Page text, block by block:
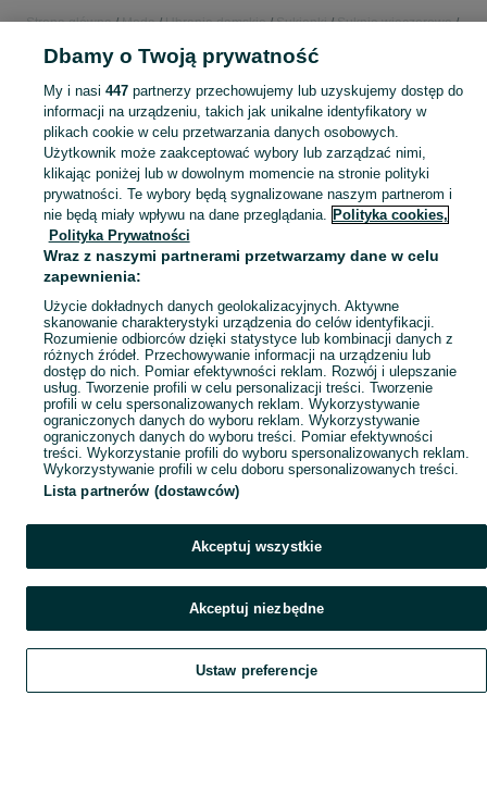
Strona główna Moda Ubrania damskie Sukienki
Suknie wieczorowe
KATEGORIA
Szeroki wybór sukni wieczorowych damskich Chojnice ▶️ Nowe i używane w dobrych cenach ✌ Przeglądaj i wybierz najlepszą ofertę na OLX.pl! Zobacz
Mapa kategorii
Mapa miejscowości
Mapa ministron
Szukaj Obserwujesz Dodaj Czat Konto
Dbamy o Twoją prywatność
My i nasi 447partnerzy przechowujemy lub uzyskujemy dostęp do
informacji na urządzeniu, takich jak unikalne identyfikatory w
plikach cookie w celu przetwarzania danych osobowych.
Użytkownik może zaakceptować wybory lub zarządzać nimi,
klikając poniżej lub w dowolnym momencie na stronie polityki
prywatności. Te wybory będą sygnalizowane naszym partnerom i
nie będą miały wpływu na dane przeglądania. Polityka cookies,
Polityka Prywatności
Wraz z naszymi partnerami przetwarzamy dane w celu
zapewnienia:
Użycie dokładnych danych geolokalizacyjnych. Aktywne
skanowanie charakterystyki urządzenia do celów identyfikacji.
Rozumienie odbiorców dzięki statystyce lub kombinacji danych z
różnych źródeł. Przechowywanie informacji na urządzeniu lub
dostęp do nich. Pomiar efektywności reklam. Rozwój i ulepszanie
usług. Tworzenie profili w celu personalizacji treści. Tworzenie
profili w celu spersonalizowanych reklam. Wykorzystywanie
ograniczonych danych do wyboru reklam. Wykorzystywanie
ograniczonych danych do wyboru treści. Pomiar efektywności
treści. Wykorzystanie profili do wyboru spersonalizowanych reklam.
Wykorzystywanie profili w celu doboru spersonalizowanych treści.
Lista partnerów (dostawców)
Akceptuj wszystkie
Akceptuj niezbędne
Ustaw preferencje